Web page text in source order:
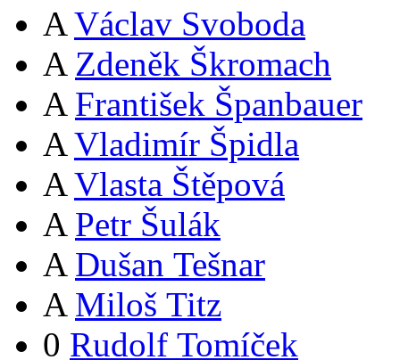
A Václav Svoboda
A Zdeněk Škromach
A František Španbauer
A Vladimír Špidla
A Vlasta Štěpová
A Petr Šulák
A Dušan Tešnar
A Miloš Titz
0 Rudolf Tomíček